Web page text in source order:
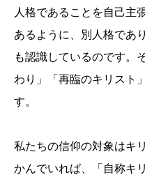
人格であることを自己主
あるように、別人格であ
も認識しているのです。
わり」「再臨のキリスト
す。
私たちの信仰の対象はキ
かんでいれば、「自称キ